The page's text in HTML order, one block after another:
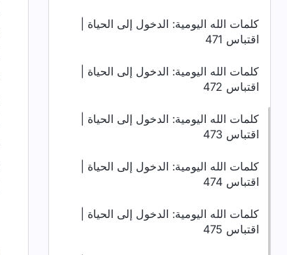
كلمات الله اليومية: الدخول إلى الحياة |
اقتباس 471
كلمات الله اليومية: الدخول إلى الحياة |
اقتباس 472
كلمات الله اليومية: الدخول إلى الحياة |
اقتباس 473
كلمات الله اليومية: الدخول إلى الحياة |
اقتباس 474
كلمات الله اليومية: الدخول إلى الحياة |
اقتباس 475